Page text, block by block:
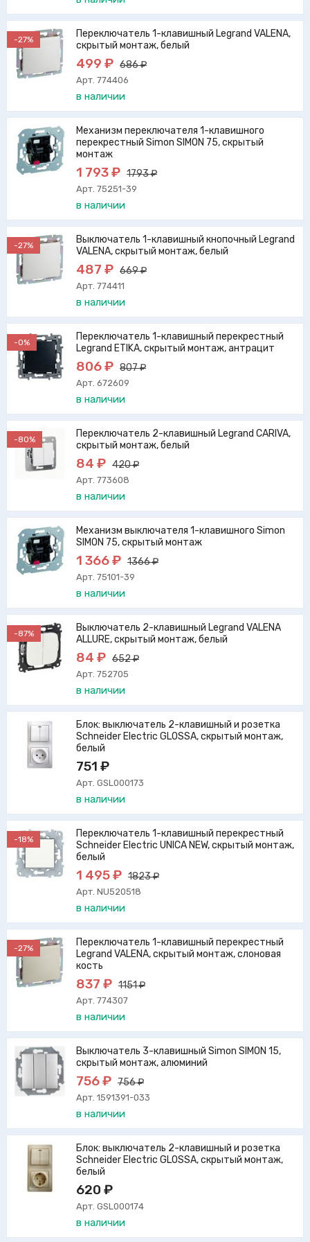
-27%
Переключатель 1-клавишный Legrand VALENA,
скрытый монтаж, белый
499 ₽ 686 ₽
Арт. 774406
в наличии
Механизм переключателя 1-клавишного
перекрестный Simon SIMON 75, скрытый
монтаж
1 793 ₽ 1793 ₽
Арт. 75251-39
в наличии
-27%
Выключатель 1-клавишный кнопочный Legrand
VALENA, скрытый монтаж, белый
487 ₽ 669 ₽
Арт. 774411
в наличии
-0%
Переключатель 1-клавишный перекрестный
Legrand ETIKA, скрытый монтаж, антрацит
806 ₽ 807 ₽
Арт. 672609
в наличии
-80%
Переключатель 2-клавишный Legrand CARIVA,
скрытый монтаж, белый
84 ₽ 420 ₽
Арт. 773608
в наличии
Механизм выключателя 1-клавишного Simon
SIMON 75, скрытый монтаж
1 366 ₽ 1366 ₽
Арт. 75101-39
в наличии
-87%
Выключатель 2-клавишный Legrand VALENA
ALLURE, скрытый монтаж, белый
84 ₽ 652 ₽
Арт. 752705
в наличии
Блок: выключатель 2-клавишный и розетка
Schneider Electric GLOSSA, скрытый монтаж,
белый
751 ₽
Арт. GSL000173
в наличии
-18%
Переключатель 1-клавишный перекрестный
Schneider Electric UNICA NEW, скрытый монтаж,
белый
1 495 ₽ 1823 ₽
Арт. NU520518
в наличии
-27%
Переключатель 1-клавишный перекрестный
Legrand VALENA, скрытый монтаж, слоновая
кость
837 ₽ 1151 ₽
Арт. 774307
в наличии
Выключатель 3-клавишный Simon SIMON 15,
скрытый монтаж, алюминий
756 ₽ 756 ₽
Арт. 1591391-033
в наличии
Блок: выключатель 2-клавишный и розетка
Schneider Electric GLOSSA, скрытый монтаж,
белый
620 ₽
Арт. GSL000174
в наличии